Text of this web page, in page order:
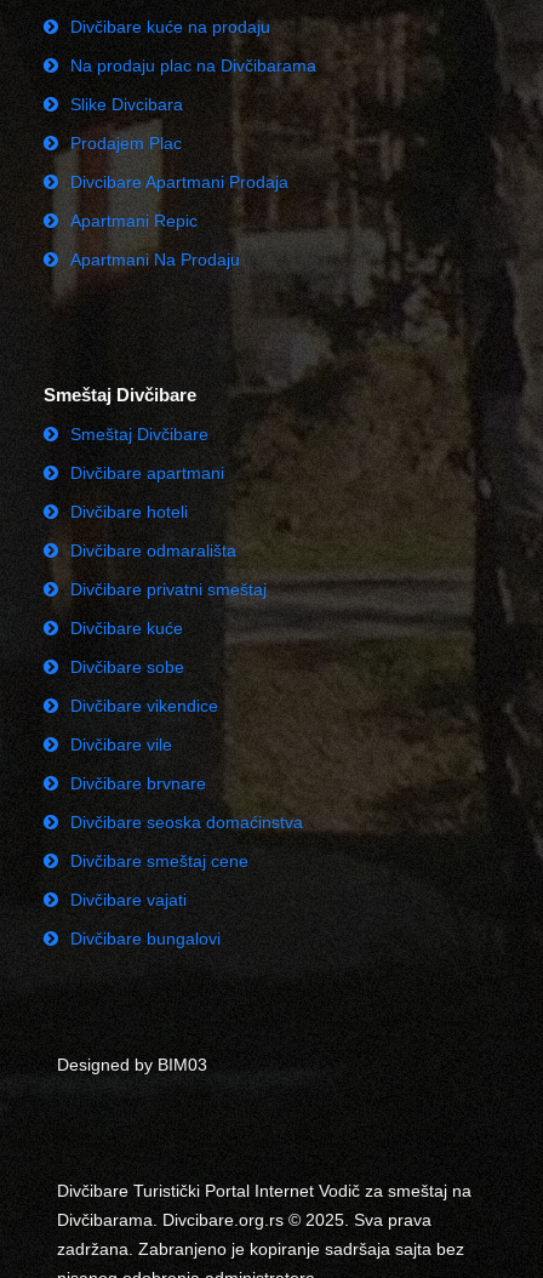
Divčibare kuće na prodaju
Na prodaju plac na Divčibarama
Slike Divcibara
Prodajem Plac
Divcibare Apartmani Prodaja
Apartmani Repic
Apartmani Na Prodaju
Smeštaj Divčibare
Smeštaj Divčibare
Divčibare apartmani
Divčibare hoteli
Divčibare odmarališta
Divčibare privatni smeštaj
Divčibare kuće
Divčibare sobe
Divčibare vikendice
Divčibare vile
Divčibare brvnare
Divčibare seoska domaćinstva
Divčibare smeštaj cene
Divčibare vajati
Divčibare bungalovi
Designed by BIM03
Divčibare Turistički Portal Internet Vodič za smeštaj na
Divčibarama. Divcibare.org.rs © 2025. Sva prava
zadržana. Zabranjeno je kopiranje sadršaja sajta bez